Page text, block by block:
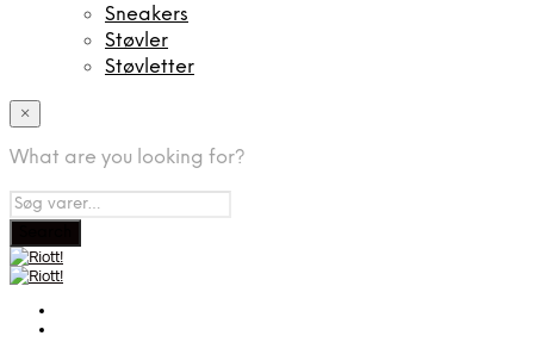
Sneakers
Støvler
Støvletter
×
What are you looking for?